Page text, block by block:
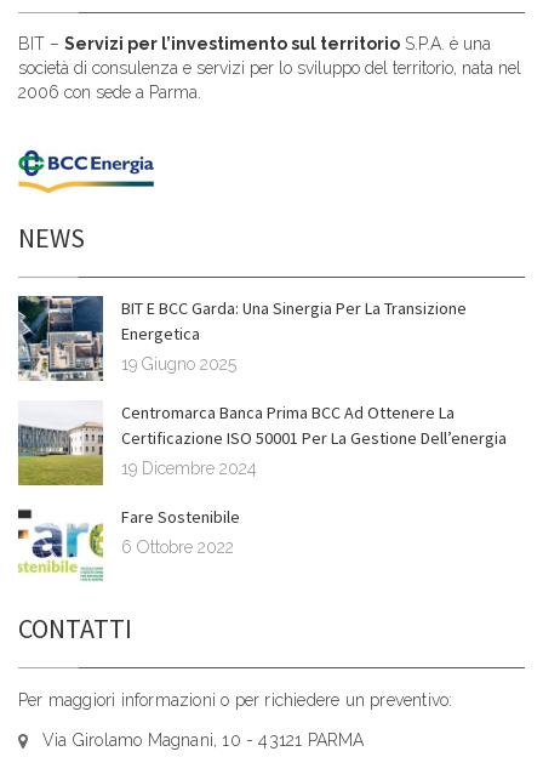
BIT – Servizi per l’investimento sul territorio S.P.A. è una
società di consulenza e servizi per lo sviluppo del territorio, nata nel
2006 con sede a Parma.
NEWS
BIT E BCC Garda: Una Sinergia Per La Transizione
Energetica
19 Giugno 2025
Centromarca Banca Prima BCC Ad Ottenere La
Certificazione ISO 50001 Per La Gestione Dell’energia
19 Dicembre 2024
Fare Sostenibile
6 Ottobre 2022
CONTATTI
Per maggiori informazioni o per richiedere un preventivo:
Via Girolamo Magnani, 10 - 43121 PARMA